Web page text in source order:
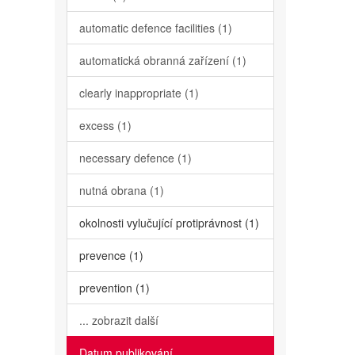
automatic defence facilities (1)
automatická obranná zařízení (1)
clearly inappropriate (1)
excess (1)
necessary defence (1)
nutná obrana (1)
okolnosti vylučující protiprávnost (1)
prevence (1)
prevention (1)
... zobrazit další